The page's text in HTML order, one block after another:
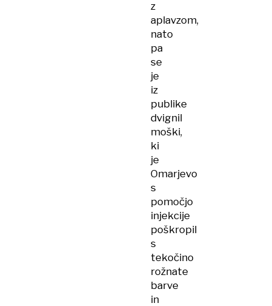
z
aplavzom,
nato
pa
se
je
iz
publike
dvignil
moški,
ki
je
Omarjevo
s
pomočjo
injekcije
poškropil
s
tekočino
rožnate
barve
in